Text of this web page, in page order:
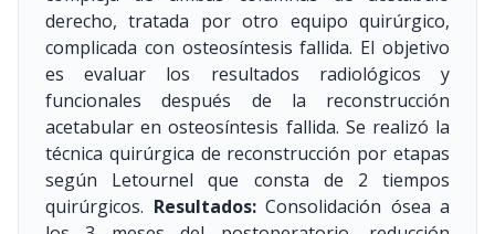
derecho, tratada por otro equipo quirúrgico,
complicada con osteosíntesis fallida. El objetivo
es evaluar los resultados radiológicos y
funcionales después de la reconstrucción
acetabular en osteosíntesis fallida. Se realizó la
técnica quirúrgica de reconstrucción por etapas
según Letournel que consta de 2 tiempos
quirúrgicos. Resultados:Consolidación ósea a